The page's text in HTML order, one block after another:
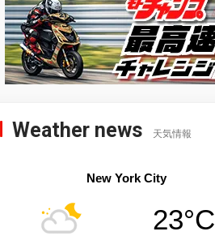
Weather news 天気情報
New York City
23°C